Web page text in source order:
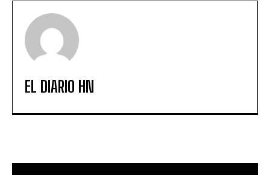
EL DIARIO HN